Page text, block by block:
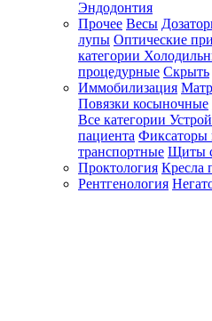
Эндодонтия
Прочее Весы
лупы Оптические
категории
процедурные Скрыть
Иммобилизация
Повязки косыночные
Все категории
пациента Фиксаторы
транспортные Щиты
Проктология Кресла
Рентгенология